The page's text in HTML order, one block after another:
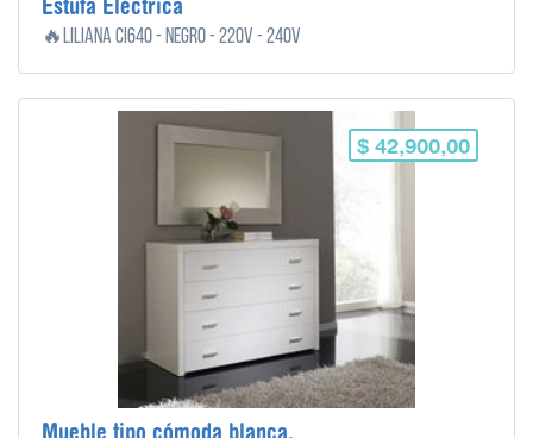
🔥Liliana CI640 - Negro - 220V - 240V
$ 42,900,00
Mueble tipo cómoda blanca.